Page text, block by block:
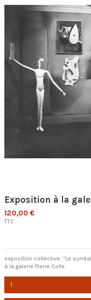
Exposition à la
120,00 €
TTC
exposition collective: “Le
à la galerie Pierre Colle